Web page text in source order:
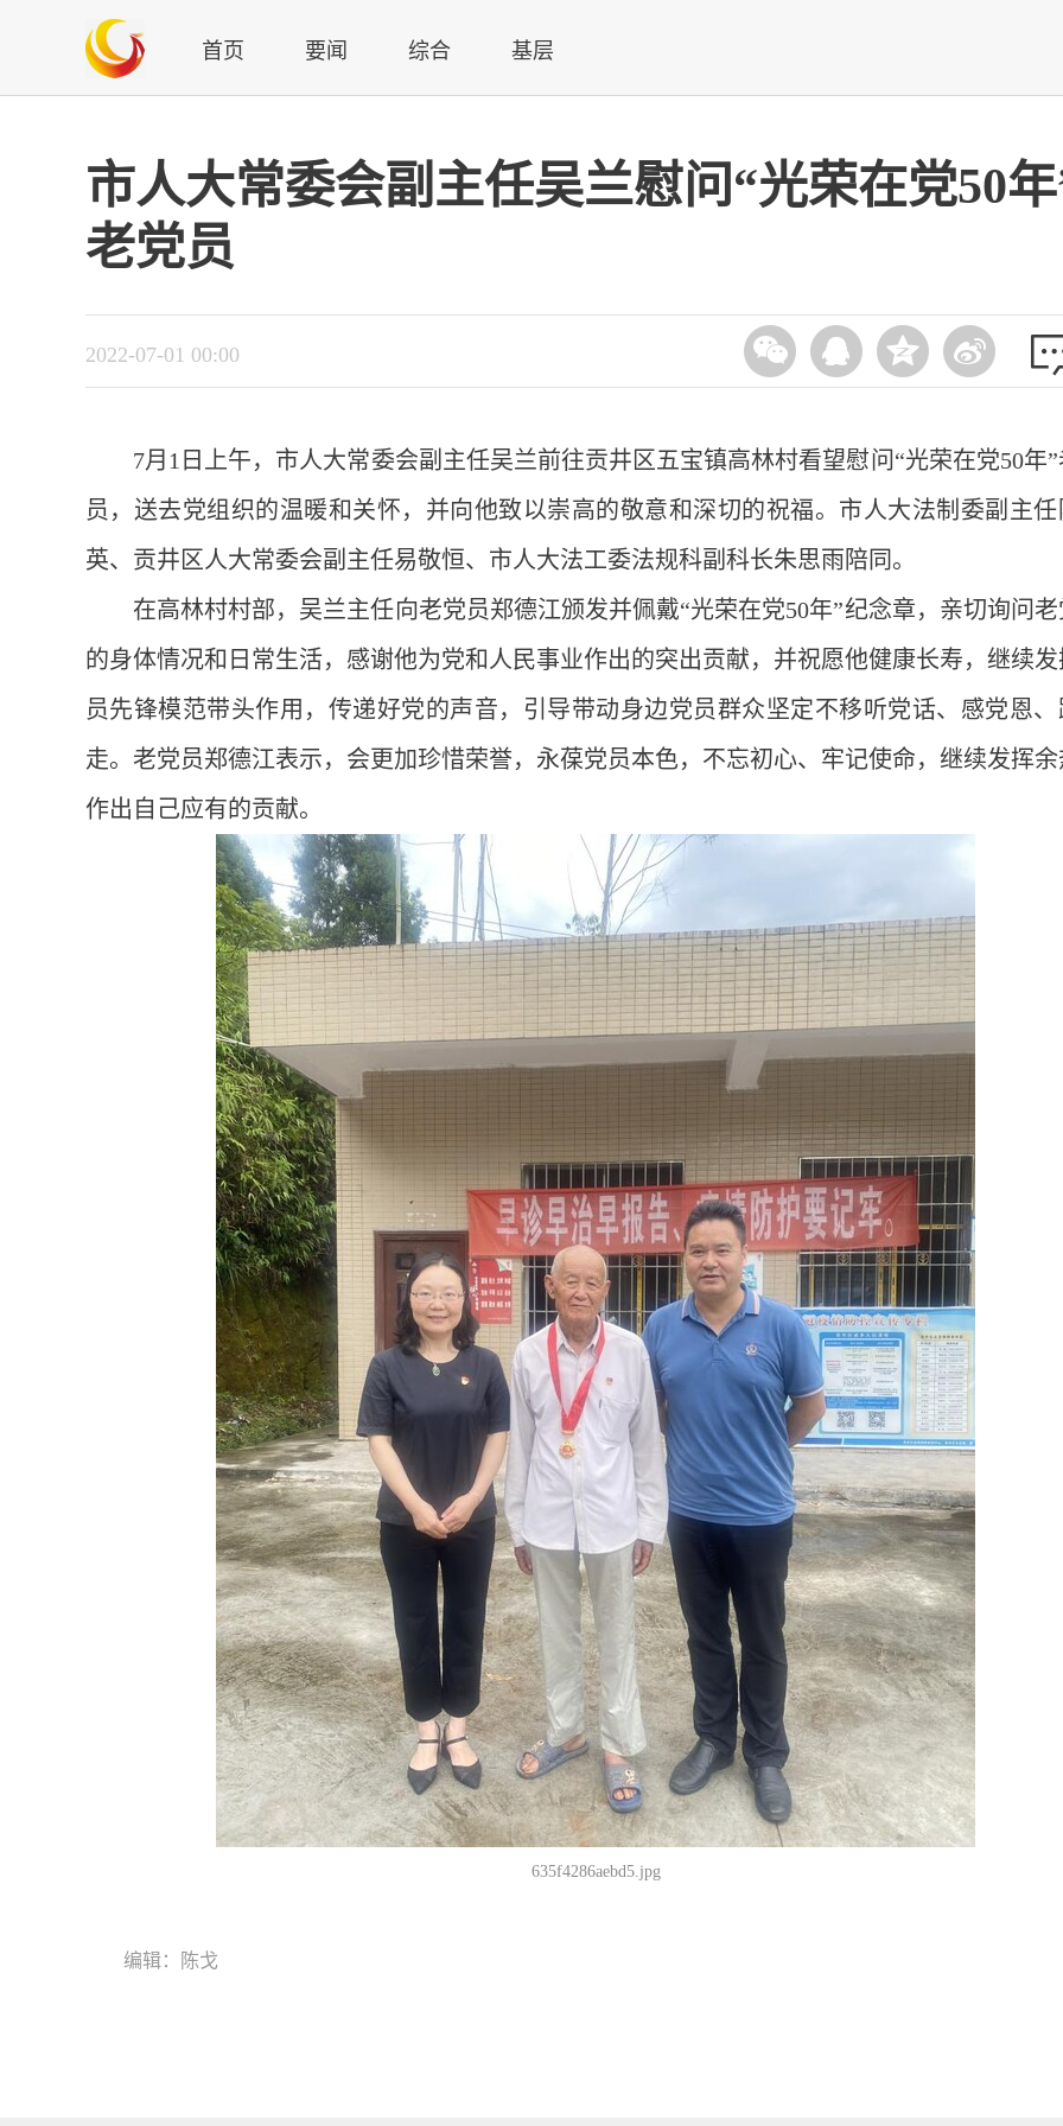
首页 要闻 综合 基层
市人大常委会副主任吴兰慰问“光荣在党50年
老党员
2022-07-01 00:00
7月1日上午，市人大常委会副主任吴兰前往贡井区五宝镇高林村看望慰问“光荣在党50年”
员，送去党组织的温暖和关怀，并向他致以崇高的敬意和深切的祝福。市人大法制委副主任
英、贡井区人大常委会副主任易敬恒、市人大法工委法规科副科长朱思雨陪同。
在高林村村部，吴兰主任向老党员郑德江颁发并佩戴“光荣在党50年”纪念章，亲切询问老
的身体情况和日常生活，感谢他为党和人民事业作出的突出贡献，并祝愿他健康长寿，继续发
员先锋模范带头作用，传递好党的声音，引导带动身边党员群众坚定不移听党话、感党恩、
走。老党员郑德江表示，会更加珍惜荣誉，永葆党员本色，不忘初心、牢记使命，继续发挥余
作出自己应有的贡献。
635f4286aebd5.jpg
编辑：陈戈